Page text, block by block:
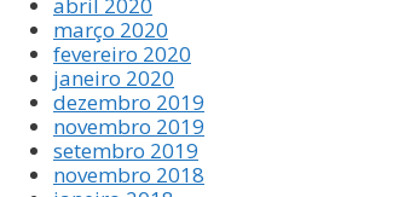
março 2020
fevereiro 2020
janeiro 2020
dezembro 2019
novembro 2019
setembro 2019
novembro 2018